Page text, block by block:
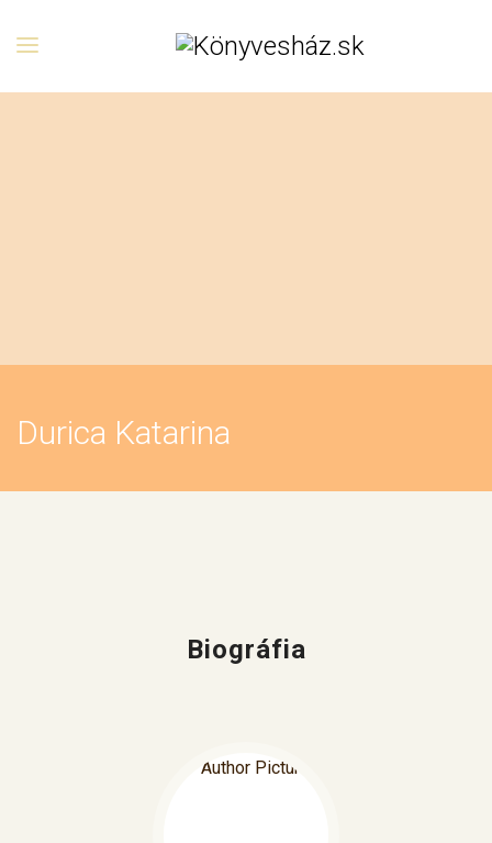
Durica Katarina
Biográfia